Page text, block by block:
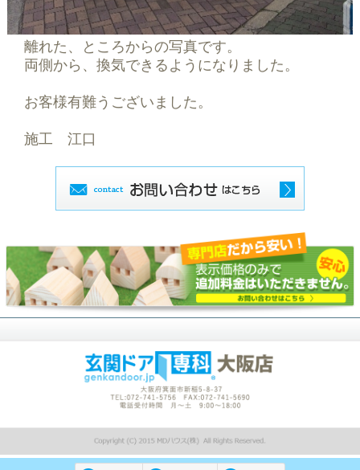
離れた、ところからの写真です。
両側から、換気できるようになりました。
お客様有難うございました。
施工 江口